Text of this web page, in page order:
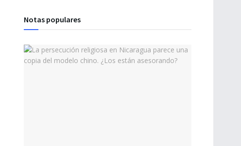
Notas populares